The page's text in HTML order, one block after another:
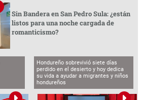
Sin Bandera en San Pedro Sula: ¿están
listos para una noche cargada de
romanticismo?
Hondureño sobrevivió siete días
perdido en el desierto y hoy dedica
su vida a ayudar a migrantes y niños
hondureños